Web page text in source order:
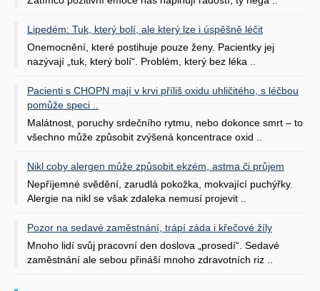
Lipedém: Tuk, který bolí, ale který lze i úspěšně léčit
Onemocnění, které postihuje pouze ženy. Pacientky jej
nazývají „tuk, který bolí“. Problém, který bez léka ..
Pacienti s CHOPN mají v krvi příliš oxidu uhličitého, s léčbou
pomůže speci ..
Malátnost, poruchy srdečního rytmu, nebo dokonce smrt – to
všechno může způsobit zvýšená koncentrace oxid ..
Nikl coby alergen může způsobit ekzém, astma či průjem
Nepříjemné svědění, zarudlá pokožka, mokvající puchýřky.
Alergie na nikl se však zdaleka nemusí projevit ..
Pozor na sedavé zaměstnání, trápí záda i křečové žíly
Mnoho lidí svůj pracovní den doslova „prosedí“. Sedavé
zaměstnání ale sebou přináší mnoho zdravotních riz ..